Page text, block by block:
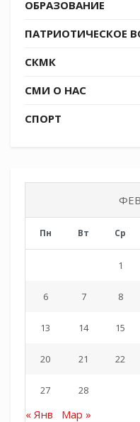
Tags: СКМК
ОБРАЗОВАНИЕ
ПАТРИОТИЧЕСКОЕ
СКМК
СМИ О НАС
СПОРТ
Пн Вт Ср
1
6 7 8
13 14 15
20 21 22
27 28
« Янв Мар »